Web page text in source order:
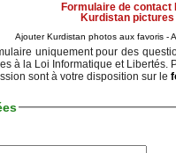
Formulaire de contact
Kurdistan
Ajouter Kurdistan photos aux favoris -
uniquement pour des
à la Loi Informatique et Libertés.
sont à votre disposition sur le